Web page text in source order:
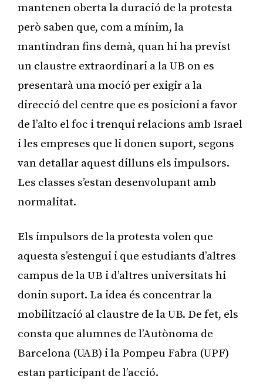
mantenen oberta la duració de la protesta
però saben que, com a mínim, la
mantindran fins demà, quan hi ha previst
un claustre extraordinari a la UB on es
presentarà una moció per exigir a la
direcció del centre que es posicioni a favor
de l’alto el foc i trenqui relacions amb Israel
i les empreses que li donen suport, segons
van detallar aquest dilluns els impulsors.
Les classes s’estan desenvolupant amb
normalitat.
Els impulsors de la protesta volen que
aquesta s’estengui i que estudiants d’altres
campus de la UB i d’altres universitats hi
donin suport. La idea és concentrar la
mobilització al claustre de la UB. De fet, els
consta que alumnes de l’Autònoma de
Barcelona (UAB) i la Pompeu Fabra (UPF)
estan participant de l’acció.